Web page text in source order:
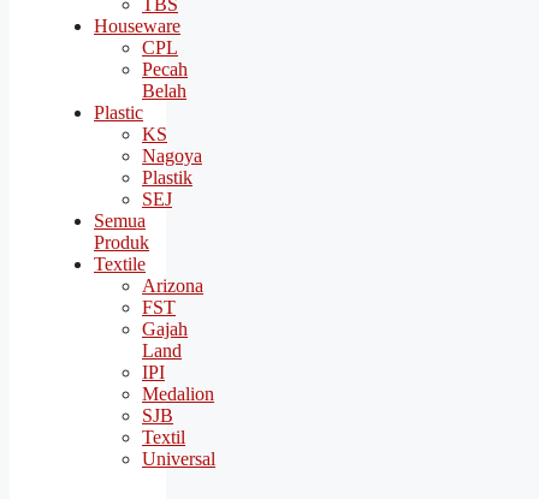
Houseware
CPL
Pecah
Belah
Plastic
KS
Nagoya
Plastik
SEJ
Semua
Produk
Textile
Arizona
FST
Gajah
Land
IPI
Medalion
SJB
Textil
Universal